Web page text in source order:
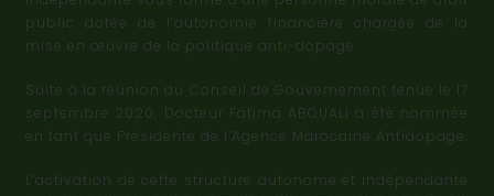
public dotée de l’autonomie financière chargée de la
mise en œuvre de la politique anti-dopage.
Suite à la réunion du Conseil de Gouvernement tenue le 17
septembre 2020, Docteur Fatima ABOUALI a été nommée
en tant que Présidente de l’Agence Marocaine Antidopage.
L’activation de cette structure autonome et indépendante